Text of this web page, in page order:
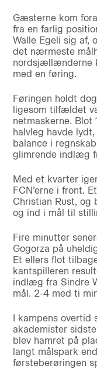
Gæsterne kom
fra en farlig
Walle Egeli sig af,
det nærmeste
nordsjællænderne
med en føring.
Føringen holdt
ligesom tilfældet
netmaskerne.
halvleg havde
balance i
glimrende indlæg
Med et kvarter
FCN’erne i front.
Christian Rust, og
og ind i mål til
Fire minutter
Gogorza på
Et ellers flot
kantspilleren
indlæg fra Sindre
mål. 2-4 med ti
I kampens
akademister
blev hamret på
langt målspark
førsteberøringen